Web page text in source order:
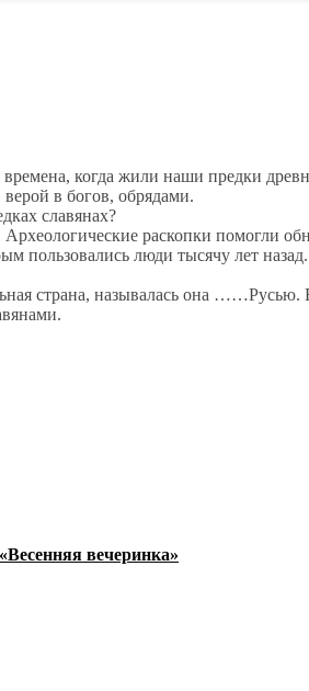
когда жили наши предки
в богов, обрядами.
славянах?
раскопки помогли
пользовались люди тысячу лет
страна, называлась она
вечеринка»